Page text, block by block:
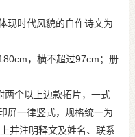
现时代风貌的自作诗文为
，横不超过97cm；册
个以上边款拓片，一式
屏一律竖式，规格统一为
并注明释文及姓名、联系